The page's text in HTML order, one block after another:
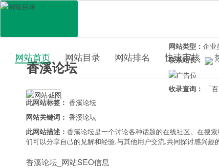
百科目录
网站首页 网站目录 网站排名 快速审核
香溪论坛
网站类型： 企业
联系站长：
收录查询：
「
此网站标签： 香溪论坛
网站关键词： 香溪论坛
此网站描述：香溪论坛是一个讨论各种话题的在线社区。在搜
们可以分享自己的见解和经验,与其他用户交流,共同探讨感兴
香溪论坛_网站SEO信息